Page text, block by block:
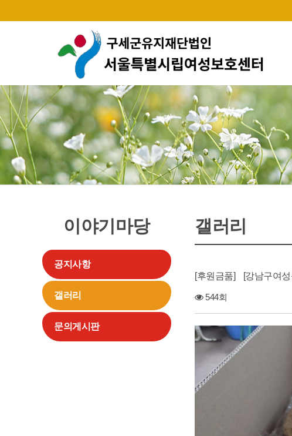
이야기마당
공지사항
갤러리
문의게시판
갤러리
후원금품 [강남구여
544회